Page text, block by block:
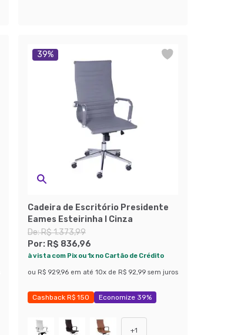
39%
Cadeira de Escritório Presidente
Eames Esteirinha I Cinza
De:R$ 1.373,99
Por: R$ 836,96
à vista com Pix ou 1x no Cartão de Crédito
ou R$ 929,96 em até 10x de R$ 92,99 sem juros
Cashback R$ 150 Economize 39%
+1